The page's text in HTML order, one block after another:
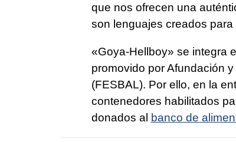
que nos ofrecen una
son lenguajes creados para
«Goya-Hellboy» se integra
promovido por Afundación
(FESBAL). Por ello, en la
contenedores habilitados
donados al banco de